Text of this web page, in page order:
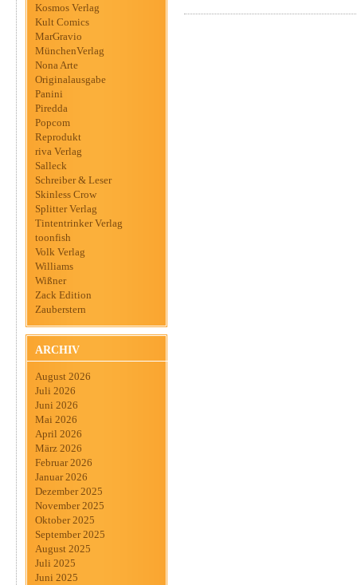
Kosmos Verlag
Kult Comics
MarGravio
MünchenVerlag
Nona Arte
Originalausgabe
Panini
Piredda
Popcom
Reprodukt
riva Verlag
Salleck
Schreiber & Leser
Skinless Crow
Splitter Verlag
Tintentrinker Verlag
toonfish
Volk Verlag
Williams
Wißner
Zack Edition
Zauberstern
ARCHIV
August 2026
Juli 2026
Juni 2026
Mai 2026
April 2026
März 2026
Februar 2026
Januar 2026
Dezember 2025
November 2025
Oktober 2025
September 2025
August 2025
Juli 2025
Juni 2025